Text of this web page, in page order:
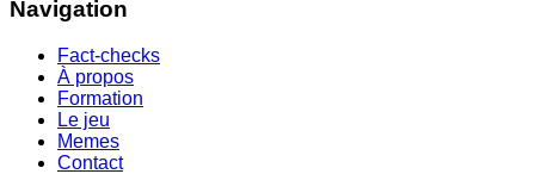
Navigation
Fact-checks
À propos
Formation
Le jeu
Memes
Contact